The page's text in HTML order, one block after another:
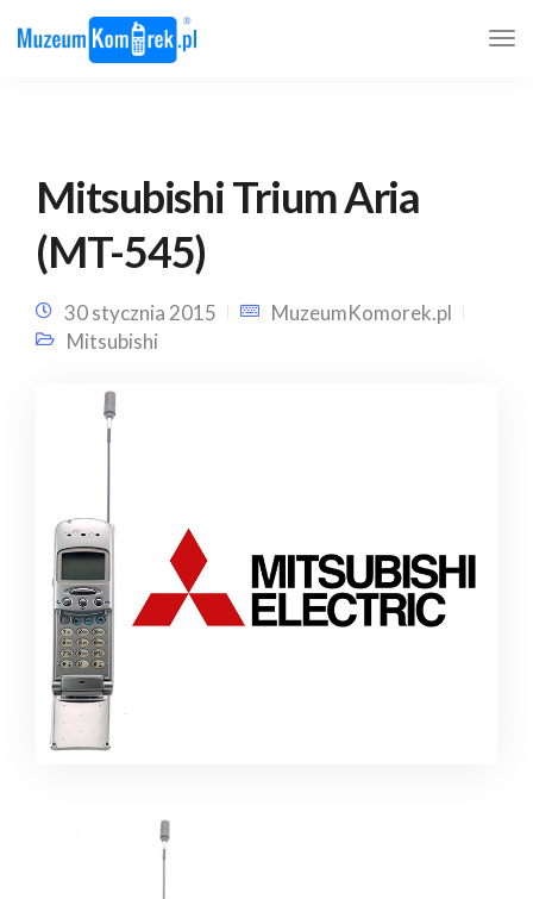
Mitsubishi Trium Aria
(MT-545)
30 stycznia 2015
MuzeumKomorek.pl
Mitsubishi